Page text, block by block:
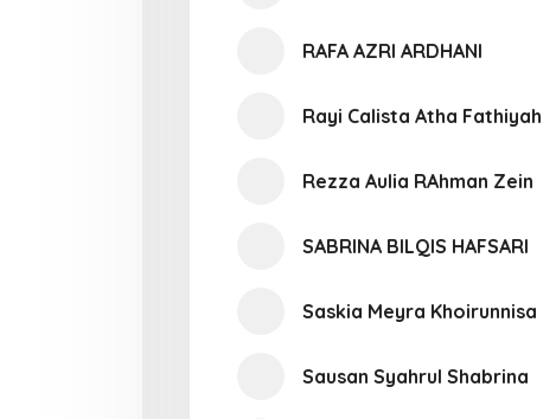
RAFA AZRI ARDHANI
Rayi Calista Atha Fathiyah
Rezza Aulia RAhman Zein
SABRINA BILQIS HAFSARI
Saskia Meyra Khoirunnisa
Sausan Syahrul Shabrina